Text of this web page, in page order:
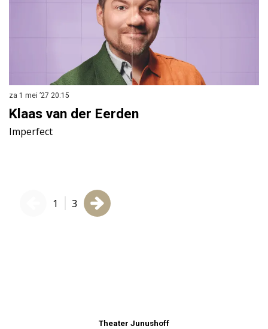
Klaas van der Eerden
Imperfect
za 1 mei ’27 20:15
1 3
Theater Junushoff